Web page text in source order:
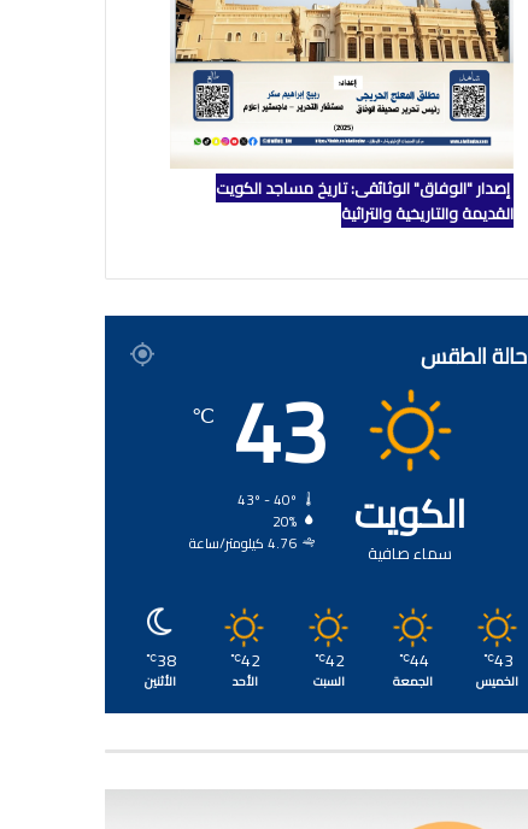
إصدار "الوفاق" الوثائقي: تاريخ مساجد الكويت
القديمة والتاريخية والتراثية
حالة الطقس
الكويت
سماء صافية
43
℃
20%
4.76 كيلومتر/ساعة
43
℃
الخميس
44
℃
الجمعة
42
℃
السبت
42
℃
الأحد
38
℃
الأثنين